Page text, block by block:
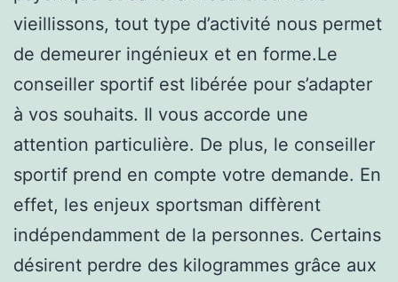
vieillissons, tout type d’activité nous permet
de demeurer ingénieux et en forme.Le
conseiller sportif est libérée pour s’adapter
à vos souhaits. Il vous accorde une
attention particulière. De plus, le conseiller
sportif prend en compte votre demande. En
effet, les enjeux sportsman diffèrent
indépendamment de la personnes. Certains
désirent perdre des kilogrammes grâce aux